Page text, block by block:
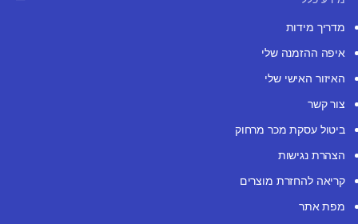
מדריך מידות
איפה ההזמנה שלי
האיזור האישי שלי
צור קשר
ביטול עסקת מכר מרחוק
הצהרת נגישות
קריאה להחזרת מוצרים
מפת אתר